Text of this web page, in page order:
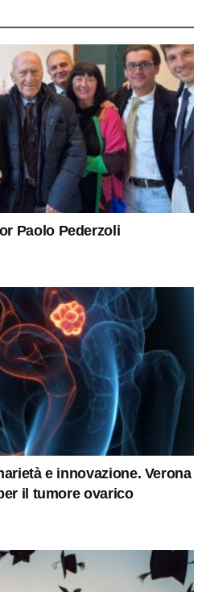
Paolo Pederzoli
e innovazione. Verona
il tumore ovarico